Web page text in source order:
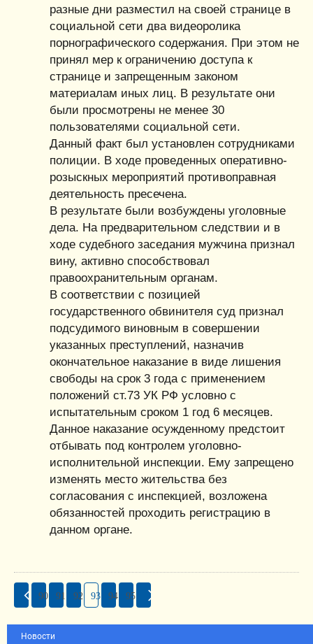
разные дни разместил на своей странице в
социальной сети два видеоролика
порнографического содержания. При этом не
принял мер к ограничению доступа к
странице и запрещенным законом
материалам иных лиц. В результате они
были просмотрены не менее 30
пользователями социальной сети.
Данный факт был установлен сотрудниками
полиции. В ходе проведенных оперативно-
розыскных мероприятий противоправная
деятельность пресечена.
В результате были возбуждены уголовные
дела. На предварительном следствии и в
ходе судебного заседания мужчина признал
вину, активно способствовал
правоохранительным органам.
В соответствии с позицией
государственного обвинителя суд признал
подсудимого виновным в совершении
указанных преступлений, назначив
окончательное наказание в виде лишения
свободы на срок 3 года с применением
положений ст.73 УК РФ условно с
испытательным сроком 1 год 6 месяцев.
Данное наказание осужденному предстоит
отбывать под контролем уголовно-
исполнительной инспекции. Ему запрещено
изменять место жительства без
согласования с инспекцией, возложена
обязанностей проходить регистрацию в
данном органе.
90 91 92 93 94 95
Новости